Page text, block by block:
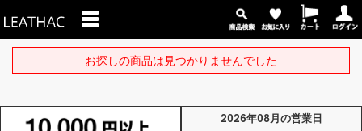
お探しの商品は見つかりませんでした
2026年08月の営業日